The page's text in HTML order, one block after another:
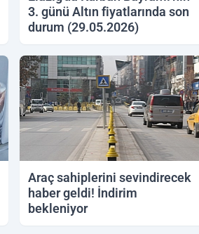
3. günü Altın fiyatlarında son
durum (29.05.2026)
Araç sahiplerini sevindirecek
haber geldi! İndirim
bekleniyor